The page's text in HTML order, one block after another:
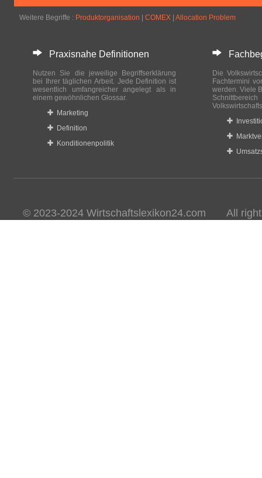
Weitere Begriffe : Produktorganisation COMEX Allocation Problem
Praxisnahe Definitionen
Nutzen Sie die jeweilige Begriffserklärung
bei Ihrer täglichen Arbeit. Jede Definition ist
wesentlich umfangreicher angelegt als in
einem gewöhnlichen Glossar.
Marketing
Definition
Konditionenpolitik
Die
Fachtermini
werden. Viele
© 2023-2024 Wirtschaftslexikon24.com All